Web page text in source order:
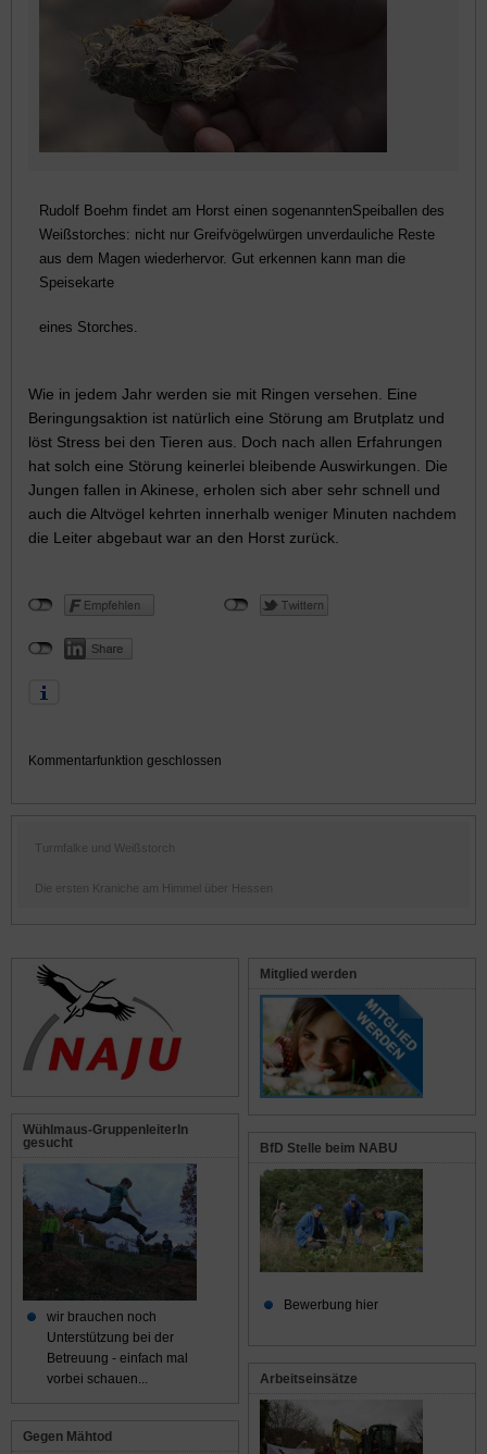
Rudolf Boehm findet am Horst einen sogenanntenSpeiballen des
Weißstorches: nicht nur Greifvögelwürgen unverdauliche Reste
aus dem Magen wiederhervor. Gut erkennen kann man die
Speisekarte
eines Storches.
Wie in jedem Jahr werden sie mit Ringen versehen. Eine
Beringungsaktion ist natürlich eine Störung am Brutplatz und
löst Stress bei den Tieren aus. Doch nach allen Erfahrungen
hat solch eine Störung keinerlei bleibende Auswirkungen. Die
Jungen fallen in Akinese, erholen sich aber sehr schnell und
auch die Altvögel kehrten innerhalb weniger Minuten nachdem
die Leiter abgebaut war an den Horst zurück.
Kommentarfunktion geschlossen
Turmfalke und Weißstorch
Die ersten Kraniche am Himmel über Hessen
Mitglied werden
BfD Stelle beim NABU
Bewerbung hier
Arbeitseinsätze
Wühlmaus-GruppenleiterIn
gesucht
wir brauchen noch
Unterstützung bei der
Betreuung - einfach mal
vorbei schauen...
Gegen Mähtod